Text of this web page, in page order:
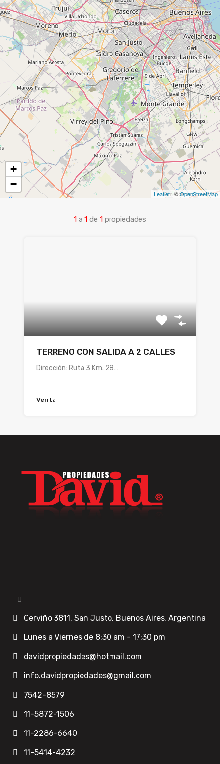
+
−
Leaflet| ©OpenStreetMap
1 a 1 de 1 propiedades
TERRENO CON SALIDA A 2 CALLES
Dirección: Ruta 3 Km. 28…
Venta
Cerviño 3811, San Justo. Buenos Aires, Argentina
Lunes a Viernes de 8:30 am - 17:30 pm
davidpropiedades@hotmail.com
info.davidpropiedades@gmail.com
7542-8579
11-5872-1506
11-2286-6640
11-5414-4232